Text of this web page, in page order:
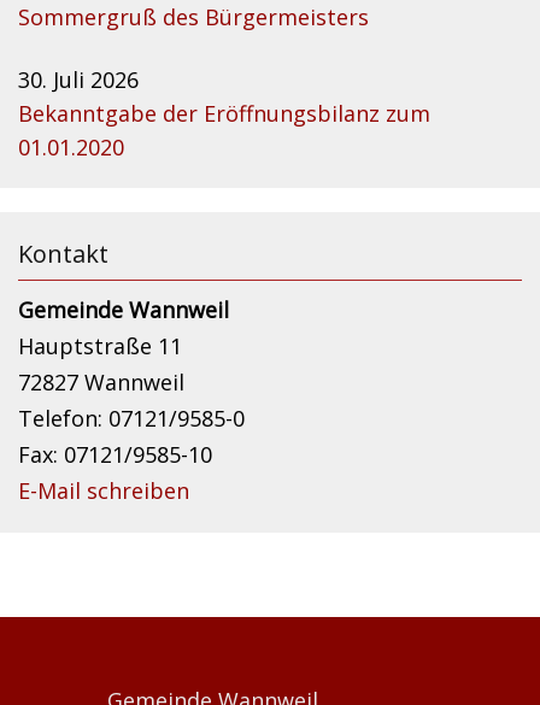
Sommergruß des Bürgermeisters
30. Juli 2026
Bekanntgabe der Eröffnungsbilanz zum
01.01.2020
Kontakt
Gemeinde Wannweil
Hauptstraße 11
72827 Wannweil
Telefon: 07121/9585-0
Fax: 07121/9585-10
E-Mail schreiben